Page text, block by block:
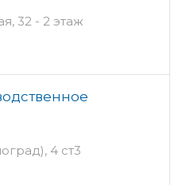
32 - 2 этаж
4 ст3